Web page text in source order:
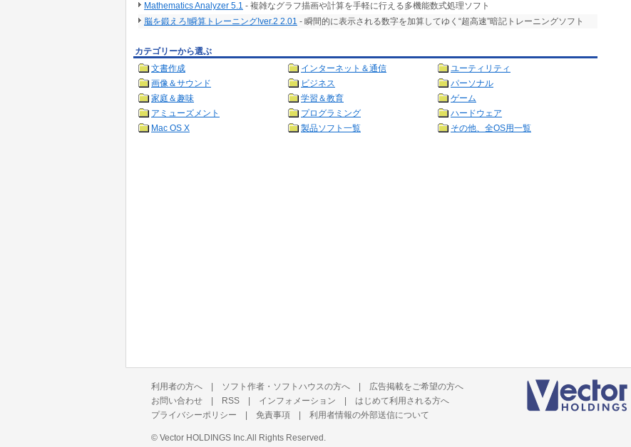
Mathematics Analyzer 5.1 - 複雑なグラフ描画や計算を手軽に行える多機能数式処理ソフト
脳を鍛えろ!瞬算トレーニング!ver.2 2.01 - 瞬間的に表示される数字を加算してゆく“超高速”暗記トレーニングソフト
カテゴリーから選ぶ
文書作成
インターネット＆通信
ユーティリティ
画像＆サウンド
ビジネス
パーソナル
家庭＆趣味
学習＆教育
ゲーム
アミューズメント
プログラミング
ハードウェア
Mac OS X
製品ソフト一覧 その他、全OS用一覧
利用者の方へ | ソフト作者・ソフトハウスの方へ | 広告掲載をご希望の方へ
お問い合わせ | RSS | インフォメーション | はじめて利用される方へ
プライバシーポリシー | 免責事項 | 利用者情報の外部送信について
© Vector HOLDINGS Inc. All Rights Reserved.